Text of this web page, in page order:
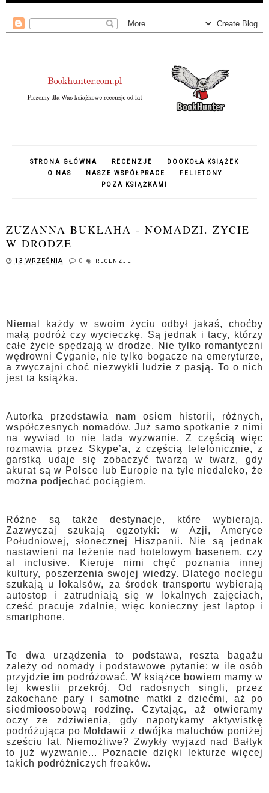
STRONA GŁÓWNA RECENZJE
DOOKOŁA KSIĄŻEK
O NAS
NASZE WSPÓŁPRACE
FELIETONY
POZA KSIĄŻKAMI
ZUZANNA BUKŁAHA - NOMADZI. ŻYCIE
W DRODZE
13 WRZEŚNIA 0 RECENZJE
Niemal każdy w swoim życiu odbył jakaś, choćby
małą podróż czy wycieczkę. Są jednak i tacy, którzy
całe życie spędzają w drodze. Nie tylko romantyczni
wędrowni Cyganie, nie tylko bogacze na emeryturze,
a zwyczajni choć niezwykli ludzie z pasją. To o nich
jest ta książka.
Autorka przedstawia nam osiem historii, różnych,
współczesnych nomadów. Już samo spotkanie z nimi
na wywiad to nie lada wyzwanie. Z częścią więc
rozmawia przez Skype’a, z częścią telefonicznie, z
garstką udaje się zobaczyć twarzą w twarz, gdy
akurat są w Polsce lub Europie na tyle niedaleko, że
można podjechać pociągiem.
Różne są także destynacje, które wybierają.
Zazwyczaj szukają egzotyki: w Azji, Ameryce
Południowej, słonecznej Hiszpanii. Nie są jednak
nastawieni na leżenie nad hotelowym basenem, czy
al inclusive. Kieruje nimi chęć poznania innej
kultury, poszerzenia swojej wiedzy. Dlatego noclegu
szukają u lokalsów, za środek transportu wybierają
autostop i zatrudniają się w lokalnych zajęciach,
cześć pracuje zdalnie, więc konieczny jest laptop i
smartphone.
Te dwa urządzenia to podstawa, reszta bagażu
zależy od nomady i podstawowe pytanie: w ile osób
przyjdzie im podróżować. W książce bowiem mamy w
tej kwestii przekrój. Od radosnych singli, przez
zakochane pary i samotne matki z dziećmi, aż po
siedmioosobową rodzinę. Czytając, aż otwieramy
oczy ze zdziwienia, gdy napotykamy aktywistkę
podróżująca po Mołdawii z dwójka maluchów poniżej
sześciu lat. Niemożliwe? Zwykły wyjazd nad Bałtyk
to już wyzwanie... Poznacie dzięki lekturze więcej
takich podróżniczych freaków.